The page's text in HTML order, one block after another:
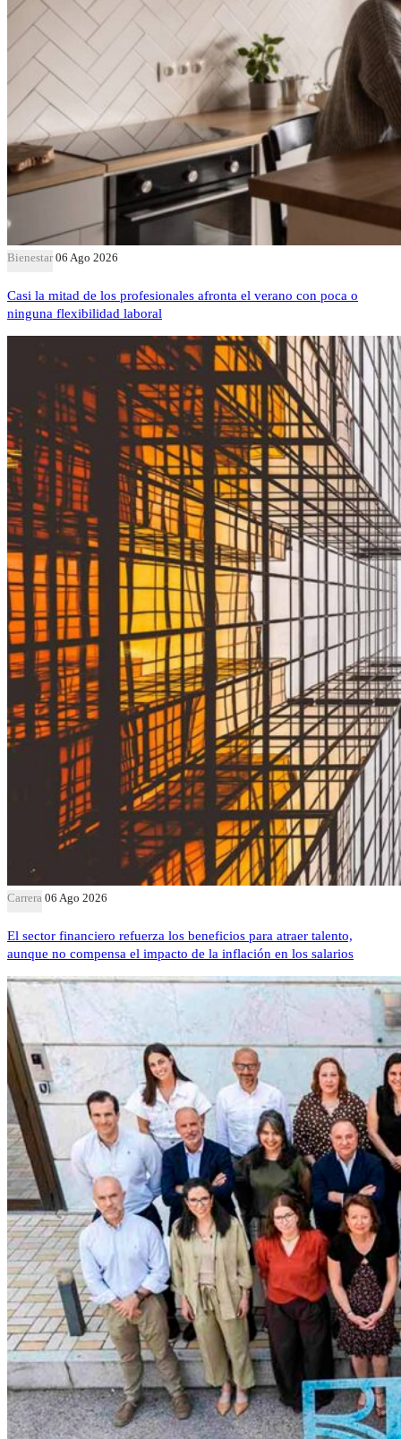
Bienestar 06 Ago 2026
Casi la mitad de los profesionales afronta el verano con poca o
ninguna flexibilidad laboral
Carrera 06 Ago 2026
El sector financiero refuerza los beneficios para atraer talento,
aunque no compensa el impacto de la inflación en los salarios